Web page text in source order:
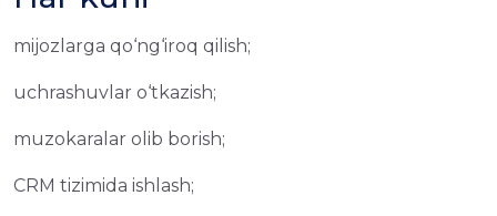
mijozlarga qo‘ng‘iroq qilish;
uchrashuvlar o‘tkazish;
muzokaralar olib borish;
CRM tizimida ishlash;